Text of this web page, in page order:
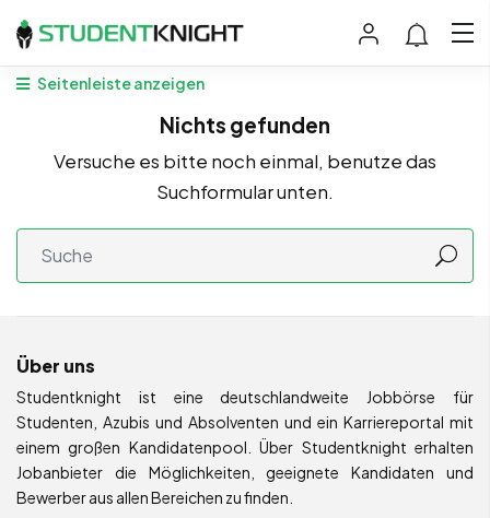
Seitenleiste anzeigen
Nichts gefunden
Versuche es bitte noch einmal, benutze das
Suchformular unten.
Über uns
Studentknight ist eine deutschlandweite Jobbörse für
Studenten, Azubis und Absolventen und ein Karriereportal mit
einem großen Kandidatenpool. Über Studentknight erhalten
Jobanbieter die Möglichkeiten, geeignete Kandidaten und
Bewerber aus allen Bereichen zu finden.